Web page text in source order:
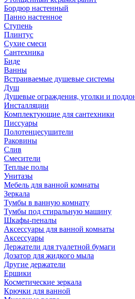
Бордюр настенный
Панно настенное
Ступень
Плинтус
Сухие смеси
Сантехника
Биде
Ванны
Встраиваемые душевые системы
Душ
Душевые ограждения, уголки и
Инсталляции
Комплектующие для сантехники
Писсуары
Полотенцесушители
Раковины
Слив
Смесители
Теплые полы
Унитазы
Мебель для ванной комнаты
Зеркала
Тумбы в ванную комнату
Тумбы под стиральную машину
Шкафы-пеналы
Аксессуары для ванной комнаты
Аксессуары
Держатели для туалетной бумаги
Дозатор для жидкого мыла
Другие держатели
Ершики
Косметические зеркала
Крючки для ванной